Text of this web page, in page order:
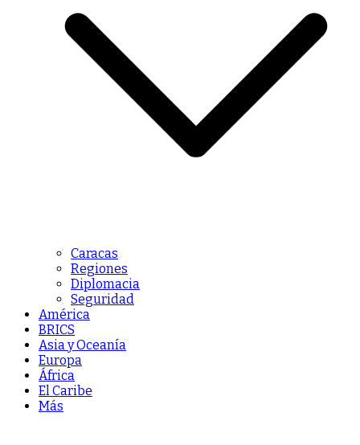
Caracas
Regiones
Diplomacia
Seguridad
América
BRICS
Asia y Oceanía
Europa
África
El Caribe
Más